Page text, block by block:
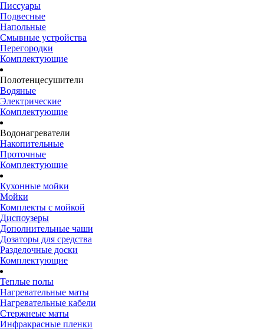
Писсуары
Подвесные
Напольные
Смывные устройства
Перегородки
Комплектующие
Полотенцесушители
Водяные
Электрические
Комплектующие
Водонагреватели
Накопительные
Проточные
Комплектующие
Кухонные мойки
Мойки
Комплекты с мойкой
Диспоузеры
Дополнительные чаши
Дозаторы для средства
Разделочные доски
Комплектующие
Теплые полы
Нагревательные маты
Нагревательные кабели
Стержнеые маты
Инфракрасные пленки